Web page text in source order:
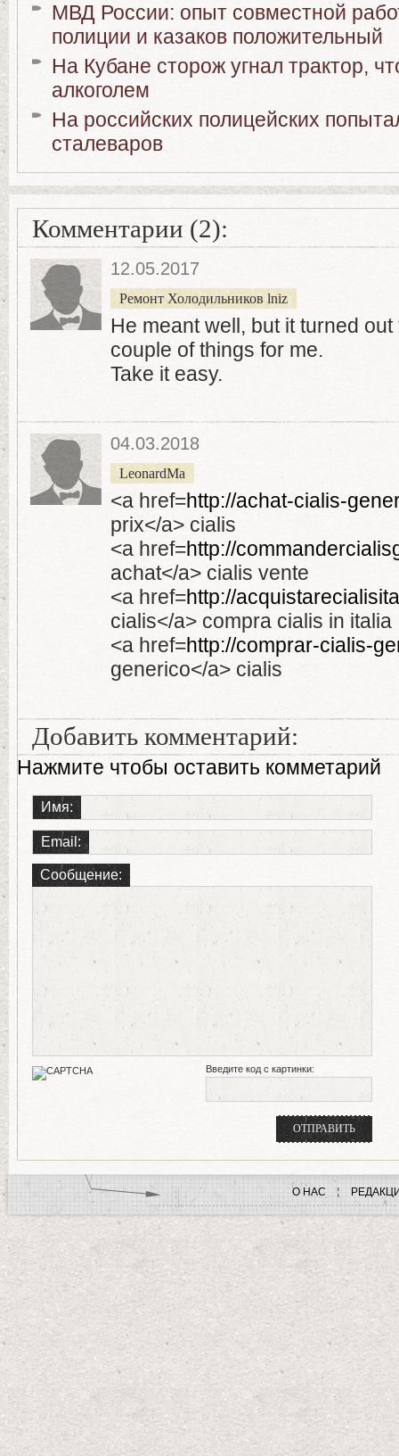
МВД России: опыт совместной
полиции и казаков положительный
На Кубане сторож угнал трактор,
алкоголем
На российских полицейских
сталеваров
Комментарии (2):
12.05.2017
Ремонт Холодильников lniz
He meant well, but it turned
couple of things for me.
Take it easy.
04.03.2018
LeonardMa
<a href=http://achat-cialis-
prix</a> cialis
<a href=http://
achat</a> cialis vente
<a href=http://
cialis</a> compra cialis in italia
<a href=http://comprar-cialis-
generico</a> cialis
Добавить комментарий:
Нажмите чтобы оставить комметарий
Имя:
Email:
Сообщение:
Введите код с картинки:
О НАС